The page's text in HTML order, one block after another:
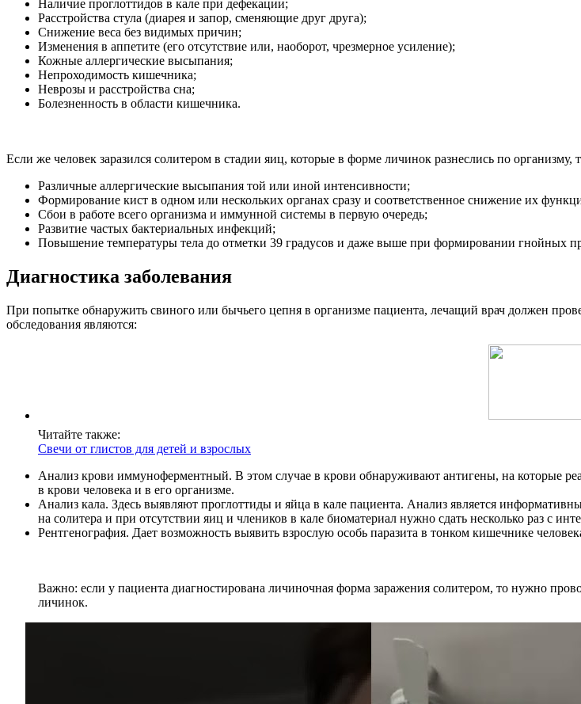
Наличие проглоттидов в кале при дефекации;
Расстройства стула (диарея и запор, сменяющие друг друга);
Снижение веса без видимых причин;
Изменения в аппетите (его отсутствие или, наоборот, чрезмерное усиление);
Кожные аллергические высыпания;
Непроходимость кишечника;
Неврозы и расстройства сна;
Болезненность в области кишечника.
Если же человек заразился солитером в стадии яиц, которые в форме личинок разнеслись по организму,
Различные аллергические высыпания той или иной интенсивности;
Формирование кист в одном или нескольких органах сразу и соответственное снижение их
Сбои в работе всего организма и иммунной системы в первую очередь;
Развитие частых бактериальных инфекций;
Повышение температуры тела до отметки 39 градусов и даже выше при формировании гнойных
Диагностика заболевания
При попытке обнаружить свиного или бычьего цепня в организме пациента, лечащий врач должен
обследования являются:
Читайте также:
Свечи от глистов для детей и взрослых
Анализ крови иммуноферментный. В этом случае в крови обнаруживают антигены, на которые
в крови человека и в его организме.
Анализ кала. Здесь выявляют проглоттиды и яйца в кале пациента. Анализ является
на солитера и при отсутствии яиц и члеников в кале биоматериал нужно сдать несколько раз с
Рентгенография. Дает возможность выявить взрослую особь паразита в тонком кишечнике
Важно: если у пациента диагностирована личиночная форма заражения солитером, то нужно
личинок.